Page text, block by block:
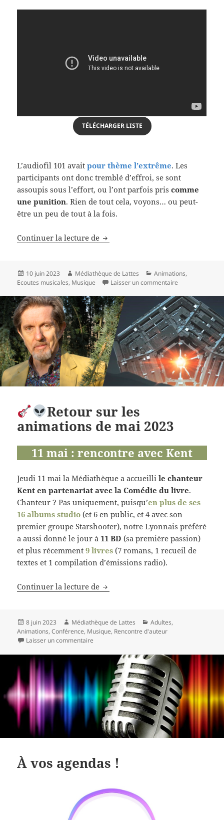
TÉLÉCHARGER LISTE
L’audiofil 101 avaitpour thème l’extrême. Les
participants ont donc tremblé d’effroi, se sont
assoupis sous l’effort, ou l’ont parfois priscomme
une punition. Rien de tout cela, voyons… ou peut-
être un peu de tout à la fois.
Continuer la lecture de Retour sur les écoutes
Publié
le
10 juin 2023 Auteur
Médiathèque de Lattes Catégories
Animations,
Ecoutes musicales, Musique Laisser un commentaire
Retour sur les
animations de mai 2023
11 mai : rencontre avec Kent
Jeudi 11 mai la Médiathèque a accueillile chanteur
Kent en partenariat avec la Comédie du livre.
Chanteur ? Pas uniquement, puisqu’en plus de ses
16 albums studio (et 6 en public, et 4 avec son
premier groupe Starshooter), notre Lyonnais préféré
a aussi donné le jour à11 BD (sa première passion)
et plus récemment9 livres (7 romans, 1 recueil de
textes et 1 compilation d’émissions radio).
Continuer la lecture de Retour sur les animations de mai
Publié
le
8 juin 2023 Auteur
Médiathèque de Lattes Catégories
Adultes,
Animations,Conférence, Musique, Rencontre d'auteur
Laisser un commentaire
À vos agendas !